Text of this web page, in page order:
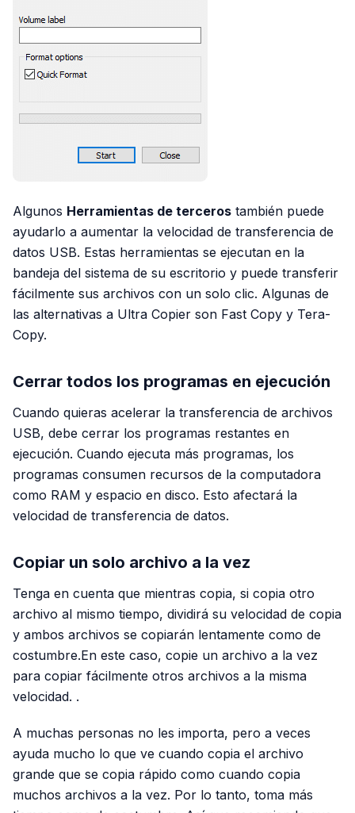
Algunos Herramientas de terceros también puede
ayudarlo a aumentar la velocidad de transferencia de
datos USB. Estas herramientas se ejecutan en la
bandeja del sistema de su escritorio y puede transferir
fácilmente sus archivos con un solo clic. Algunas de
las alternativas a Ultra Copier son Fast Copy y Tera-
Copy.
Cerrar todos los programas en ejecución
Cuando quieras acelerar la transferencia de archivos
USB, debe cerrar los programas restantes en
ejecución. Cuando ejecuta más programas, los
programas consumen recursos de la computadora
como RAM y espacio en disco. Esto afectará la
velocidad de transferencia de datos.
Copiar un solo archivo a la vez
Tenga en cuenta que mientras copia, si copia otro
archivo al mismo tiempo, dividirá su velocidad de copia
y ambos archivos se copiarán lentamente como de
costumbre.En este caso, copie un archivo a la vez
para copiar fácilmente otros archivos a la misma
velocidad. .
A muchas personas no les importa, pero a veces
ayuda mucho lo que ve cuando copia el archivo
grande que se copia rápido como cuando copia
muchos archivos a la vez. Por lo tanto, toma más